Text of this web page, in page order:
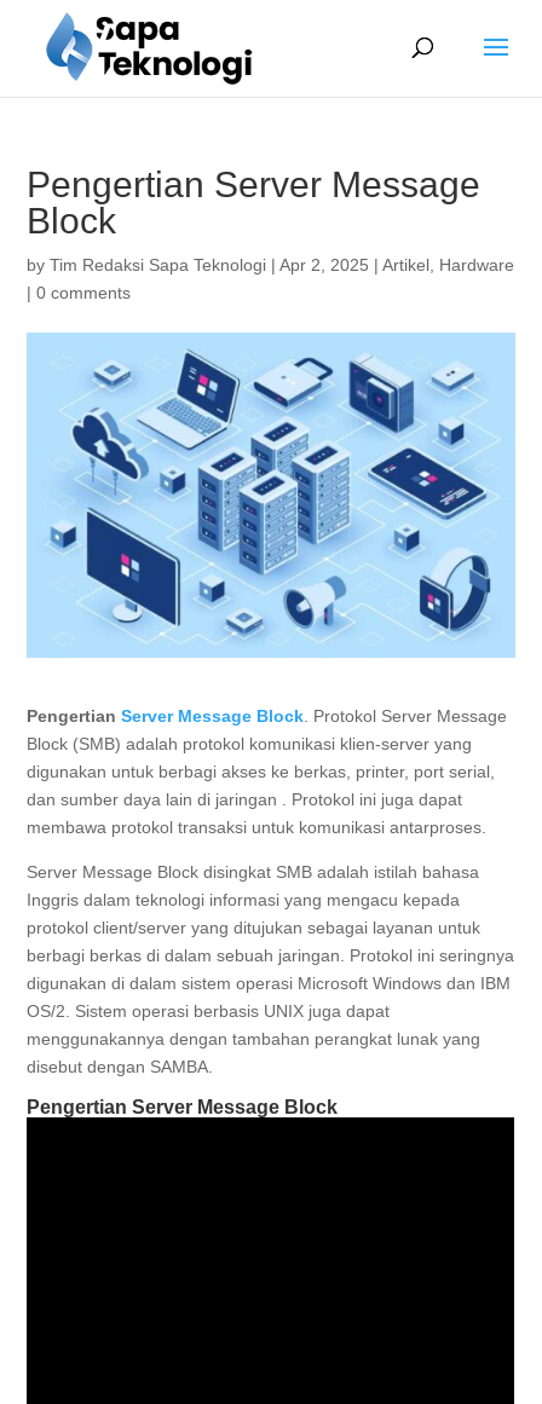
Pengertian Server Message
Block
byTim Redaksi Sapa Teknologi |Apr 2, 2025 |Artikel Hardware
|0 comments
PengertianServer Message Block . Protokol Server Message
Block (SMB) adalah protokol komunikasi klien-server yang
digunakan untuk berbagi akses ke berkas, printer, port serial,
dan sumber daya lain di jaringan . Protokol ini juga dapat
membawa protokol transaksi untuk komunikasi antarproses.
Server Message Block disingkat SMB adalah istilah bahasa
Inggris dalam teknologi informasi yang mengacu kepada
protokol client/server yang ditujukan sebagai layanan untuk
berbagi berkas di dalam sebuah jaringan. Protokol ini seringnya
digunakan di dalam sistem operasi Microsoft Windows dan IBM
OS/2. Sistem operasi berbasis UNIX juga dapat
menggunakannya dengan tambahan perangkat lunak yang
disebut dengan SAMBA.
PengertianServer Message Block